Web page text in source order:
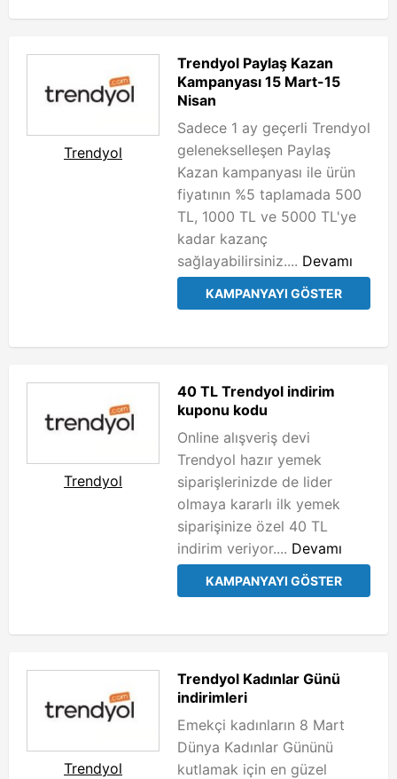
Trendyol
Trendyol Paylaş Kazan
Kampanyası 15 Mart-15
Nisan
Sadece 1 ay geçerli Trendyol
gelenekselleşen Paylaş
Kazan kampanyası ile ürün
fiyatının %5 taplamada 500
TL, 1000 TL ve 5000 TL'ye
kadar kazanç
sağlayabilirsiniz.... Devamı
KAMPANYAYI GÖSTER
Trendyol
40 TL Trendyol indirim
kuponu kodu
Online alışveriş devi
Trendyol hazır yemek
siparişlerinizde de lider
olmaya kararlı ilk yemek
siparişinize özel 40 TL
indirim veriyor.... Devamı
KAMPANYAYI GÖSTER
Trendyol
Trendyol Kadınlar Günü
indirimleri
Emekçi kadınların 8 Mart
Dünya Kadınlar Gününü
kutlamak için en güzel